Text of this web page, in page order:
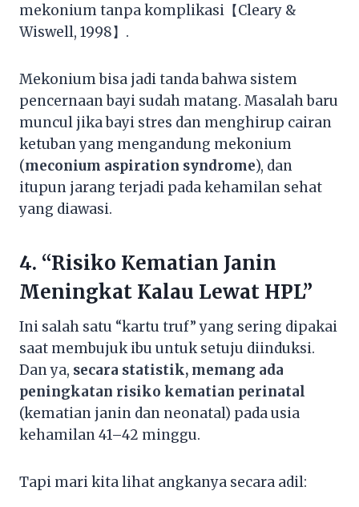
mekonium tanpa komplikasi【Cleary &
Wiswell, 1998】.
Mekonium bisa jadi tanda bahwa sistem
pencernaan bayi sudah matang. Masalah baru
muncul jika bayi stres dan menghirup cairan
ketuban yang mengandung mekonium
(meconium aspiration syndrome), dan
itupun jarang terjadi pada kehamilan sehat
yang diawasi.
4. “Risiko Kematian Janin
Meningkat Kalau Lewat HPL”
Ini salah satu “kartu truf” yang sering dipakai
saat membujuk ibu untuk setuju diinduksi.
Dan ya, secara statistik, memang ada
peningkatan risiko kematian perinatal
(kematian janin dan neonatal) pada usia
kehamilan 41–42 minggu.
Tapi mari kita lihat angkanya secara adil: